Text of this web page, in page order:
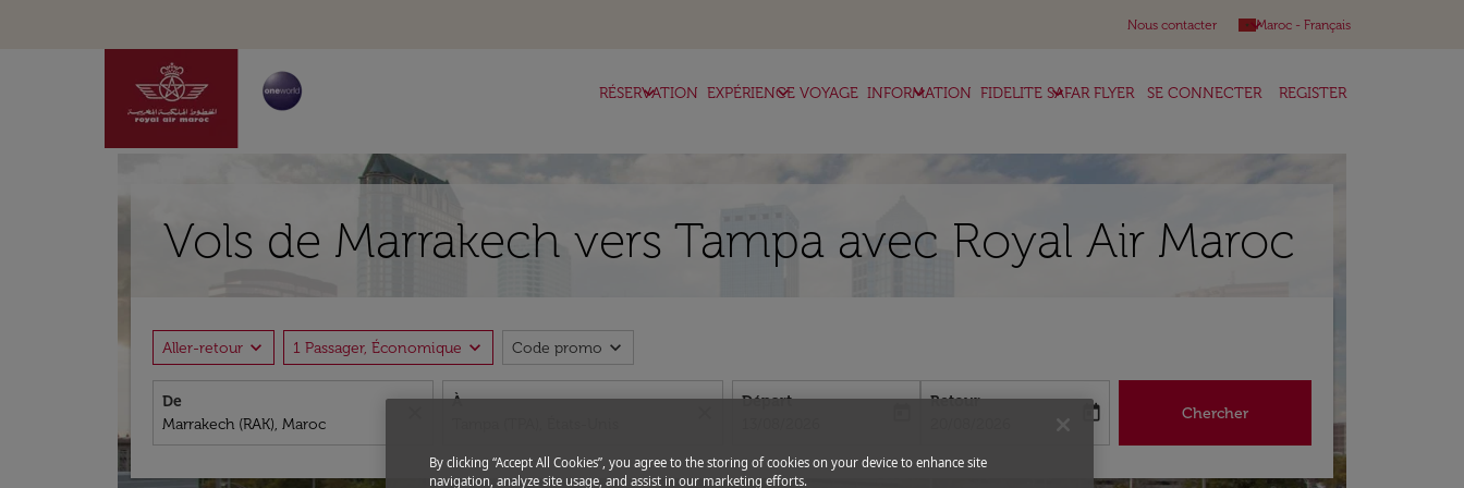
Nous contacter Maroc - Français
keyboard_arrow_down
RÉSERVATION
keyboard_arrow_down EXPÉRIENCE VOYAGE
keyboard_arrow_down INFORMATION
keyboard_arrow_down FIDELITE SAFAR FLYER
keyboard_arrow_down SE CONNECTER REGISTER
Vols de Marrakech vers Tampa avec Royal Air Maroc
Aller-retour expand_more 1 Passager, Économique expand_more Code promo expand_more
De À
Départ
Retour
fc-booking-return-date-aria-label
today Chercher
By clicking “Accept All Cookies”, you agree to the storing of cookies on your device to enhance site
navigation, analyze site usage, and assist in our marketing efforts.